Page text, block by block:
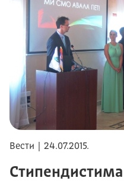
Вести | 24.07.2015.
Стипендистима